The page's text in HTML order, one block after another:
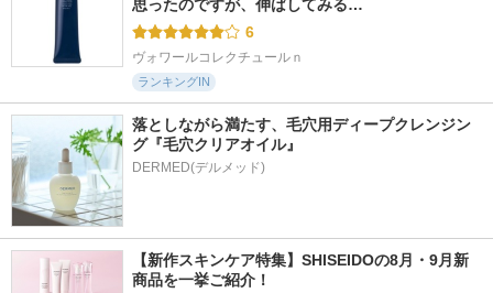
思ったのですが、伸ばしてみる…
6
ヴォワールコレクチュールｎ
ランキングIN
落としながら満たす、毛穴用ディープクレンジン
グ『毛穴クリアオイル』
【新作スキンケア特集】SHISEIDOの8月・9月新
商品を一挙ご紹介！